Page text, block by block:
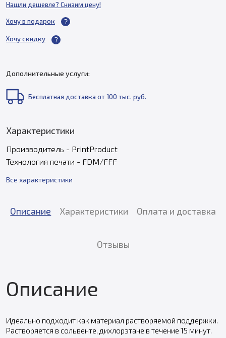
Нашли дешевле? Снизим цену!
Хочу в подарок
Хочу скидку
Дополнительные услуги:
Бесплатная доставка от 100 тыс. руб.
Характеристики
Производитель - PrintProduct
Технология печати - FDM/FFF
Все характеристики
Описание Характеристики Оплата и доставка
Отзывы
Описание
Идеально подходит как материал растворяемой поддержки.
Растворяется в сольвенте, дихлорэтане в течение 15 минут.